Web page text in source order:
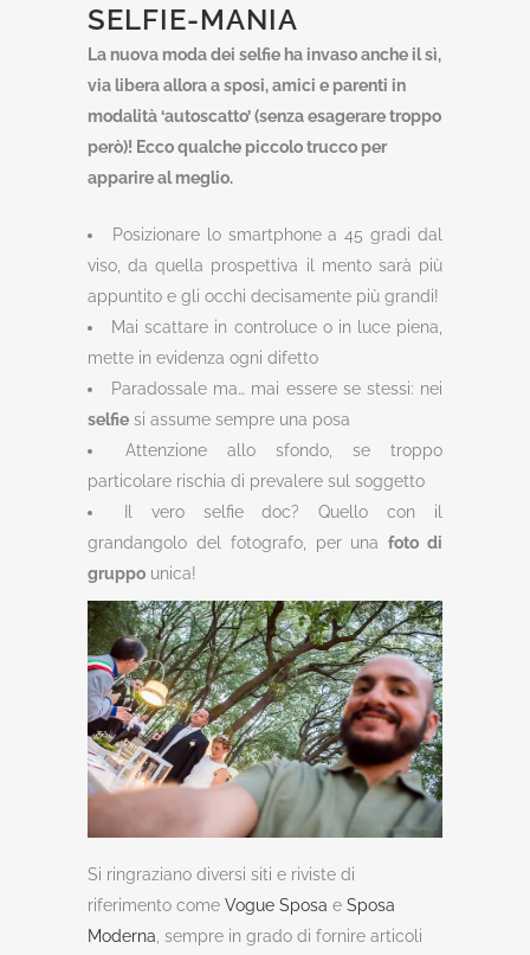
SELFIE-MANIA
La nuova moda dei selfie ha invaso anche il sì,
via libera allora a sposi, amici e parenti in
modalità ‘autoscatto’ (senza esagerare troppo
però)! Ecco qualche piccolo trucco per
apparire al meglio.
Posizionare lo smartphone a 45 gradi dal
viso, da quella prospettiva il mento sarà più
appuntito e gli occhi decisamente più grandi!
Mai scattare in controluce o in luce piena,
mette in evidenza ogni difetto
Paradossale ma… mai essere se stessi: nei
selfie si assume sempre una posa
Attenzione allo sfondo, se troppo
particolare rischia di prevalere sul soggetto
Il vero selfie doc? Quello con il
grandangolo del fotografo, per unafoto di
gruppo unica!
Si ringraziano diversi siti e riviste di
riferimento come Vogue Sposa e Sposa
Moderna , sempre in grado di fornire articoli